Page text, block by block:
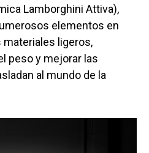
Lamborghini Attiva),
elementos en
ligeros,
peso y mejorar las
al mundo de la